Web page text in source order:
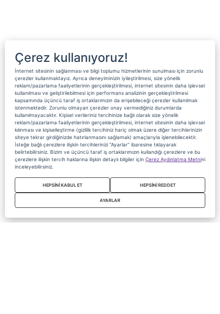
Çerez kullanıyoruz!
İnternet sitesinin sağlanması ve bilgi toplumu hizmetlerinin sunulması için zorunlu
çerezler kullanmaktayız. Ayrıca deneyiminizin iyileştirilmesi, size yönelik
reklam/pazarlama faaliyetlerinin gerçekleştirilmesi, internet sitesinin daha işlevsel
kullanılması ve geliştirilebilmesi için performans analizinin gerçekleştirilmesi
kapsamında üçüncü taraf iş ortaklarımızın da erişebileceği çerezler kullanılmak
istenmektedir. Zorunlu olmayan çerezler onay vermediğiniz durumlarda
kullanılmayacaktır. Kişisel verileriniz tercihinize bağlı olarak size yönelik
reklam/pazarlama faaliyetlerinin gerçekleştirilmesi, internet sitesinin daha işlevsel
kılınması ve kişiselleştirme (gizlilik tercihiniz hariç olmak üzere diğer tercihlerinizin
siteye tekrar girdiğinizde hatırlanmasını sağlamak) amaçlarıyla işlenebilecektir.
İsteğe bağlı çerezlere ilişkin tercihlerinizi “Ayarlar” ibaresine tıklayarak
belirtebilirsiniz. Bizim ve üçüncü taraf iş ortaklarımızın kullandığı çerezlere ve bu
çerezlere ilişkin tercih haklarına ilişkin detaylı bilgiler için Çerez Aydınlatma Metnini
inceleyebilirsiniz.
HEPSİNİ KABUL ET HEPSİNİ REDDET
AYARLAR